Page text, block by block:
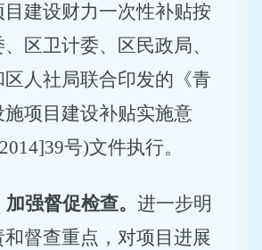
建设财力一次性补贴按
区卫计委、区民政局、
区人社局联合印发的《青
项目建设补贴实施意
号)文件执行。
加强督促检查。 进一步明
督查重点，对项目进展